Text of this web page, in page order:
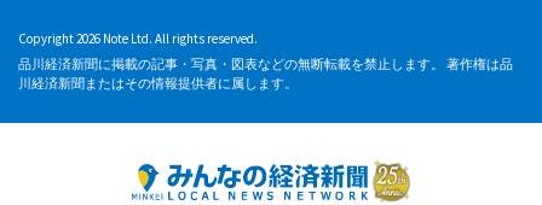
Copyright 2026 Note Ltd. All rights reserved.
品川経済新聞に掲載の記事・写真・図表などの無断転載を禁止します。 著作権は品
川経済新聞またはその情報提供者に属します。